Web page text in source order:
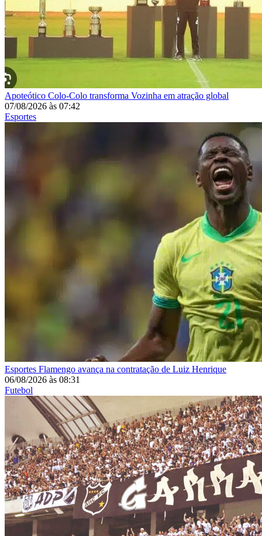
Apoteótico Colo-Colo transforma Vozinha em atração global
07/08/2026 às 07:42
Esportes
Esportes Flamengo avança na contratação de Luiz Henrique
06/08/2026 às 08:31
Futebol